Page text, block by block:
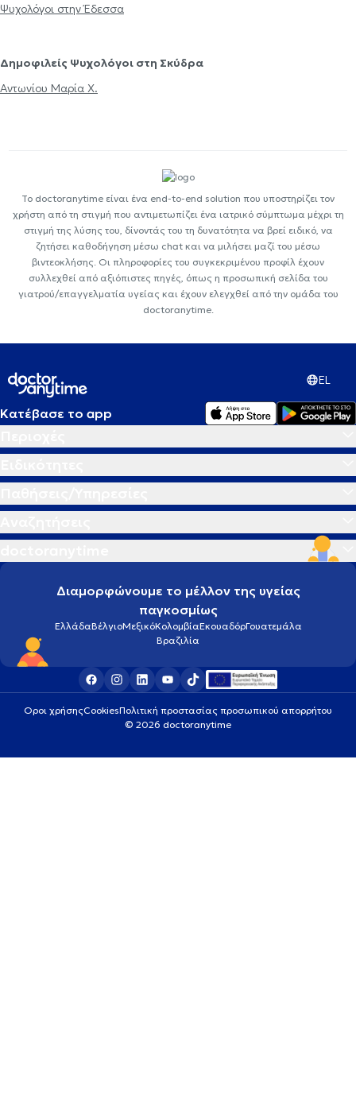
Ψυχολόγοι στην Έδεσσα
Δημοφιλείς Ψυχολόγοι στη Σκύδρα
Αντωνίου Μαρία Χ.
Το doctoranytime είναι ένα end-to-end solution που υποστηρίζει τον
χρήστη από τη στιγμή που αντιμετωπίζει ένα ιατρικό σύμπτωμα μέχρι τη
στιγμή της λύσης του, δίνοντάς του τη δυνατότητα να βρεί ειδικό, να
ζητήσει καθοδήγηση μέσω chat και να μιλήσει μαζί του μέσω
βιντεοκλήσης. Οι πληροφορίες του συγκεκριμένου προφίλ έχουν
συλλεχθεί από αξιόπιστες πηγές, όπως η προσωπική σελίδα του
γιατρού/επαγγελματία υγείας και έχουν ελεγχθεί από την ομάδα του
doctoranytime.
EL
Κατέβασε το app
Διαμορφώνουμε το μέλλον της υγείας
παγκοσμίως
ΕλλάδαΒέλγιοΜεξικόΚολομβίαΕκουαδόρΓουατεμάλα
Βραζιλία
Οροι χρήσηςCookiesΠολιτική προστασίας προσωπικού απορρήτου
© 2026 doctoranytime